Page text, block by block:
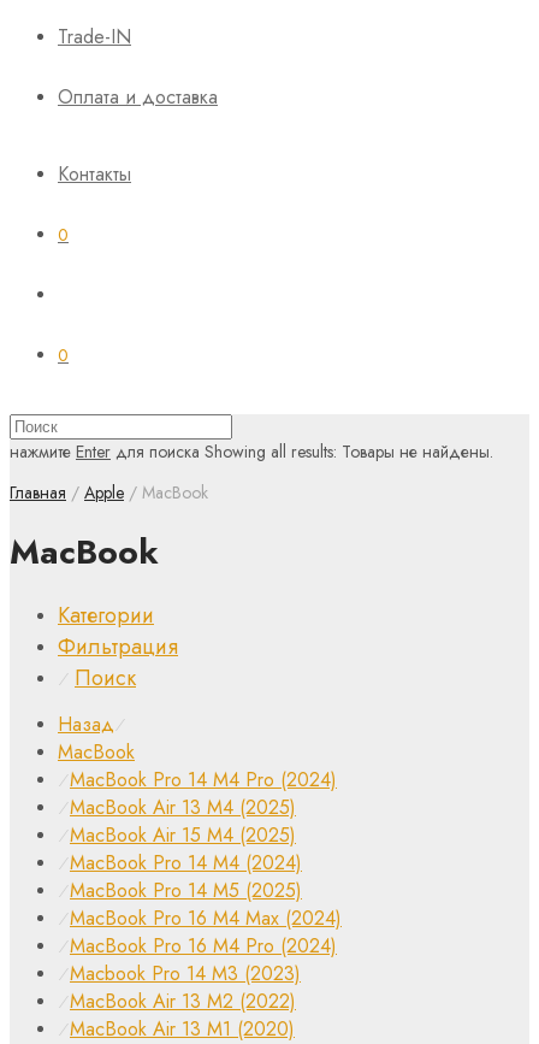
Trade-IN
Оплата и доставка
Контакты
0
0
нажмите Enter для поиска Showing all results: Товары не найдены.
Главная / Apple / MacBook
MacBook
Категории
Фильтрация
⁄ Поиск
Назад⁄
MacBook
⁄MacBook Pro 14 M4 Pro (2024)
⁄MacBook Air 13 M4 (2025)
⁄MacBook Air 15 M4 (2025)
⁄MacBook Pro 14 M4 (2024)
⁄MacBook Pro 14 M5 (2025)
⁄MacBook Pro 16 M4 Max (2024)
⁄MacBook Pro 16 M4 Pro (2024)
⁄Macbook Pro 14 M3 (2023)
⁄MacBook Air 13 M2 (2022)
⁄MacBook Air 13 M1 (2020)